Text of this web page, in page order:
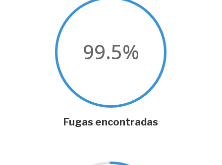
99.5%
Fugas encontradas